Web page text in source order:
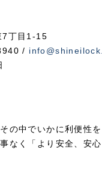
丁目1-15
/
の中でいかに利便性
なく「より安全、安